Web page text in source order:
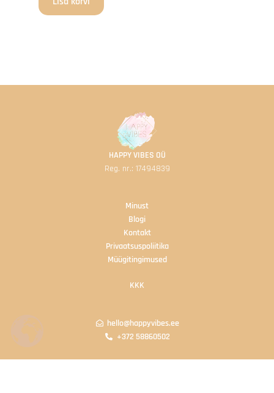
HAPPY VIBES OÜ
Reg. nr.: 17494839
Minust
Blogi
Kontakt
Privaatsuspoliitika
Müügitingimused
KKK
hello@happyvibes.ee
+372 58860502